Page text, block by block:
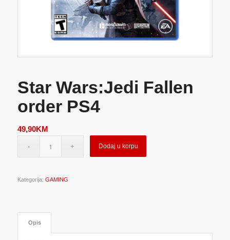
Star Wars:Jedi Fallen
order PS4
49,90KM
Dodaj u korpu
Kategorija: GAMING
Opis